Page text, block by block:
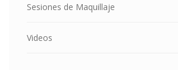
Sesiones de Maquillaje
Videos